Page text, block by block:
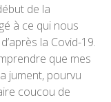
de la
à ce qui nous
la Covid-19.
que mes
jument, pourvu
coucou de